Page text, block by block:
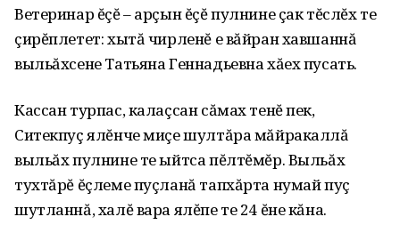
Ветеринар ĕçĕ – арçын ĕçĕ пулнине çак тĕслĕх те
çирĕплетет: хытă чирленĕ е вăйран хавшаннă
выльăхсене Татьяна Геннадьевна хăех пусать.
Кассан турпас‚ калаçсан сăмах тенĕ пек‚
Ситекпуç ялĕнче миçе шултăра мăйракаллă
выльăх пулнине те ыйтса пĕлтĕмĕр. Выльăх
тухтăрĕ ĕçлеме пуçланă тапхăрта нумай пуç
шутланнă‚ халĕ вара ялĕпе те 24 ĕне кăна.